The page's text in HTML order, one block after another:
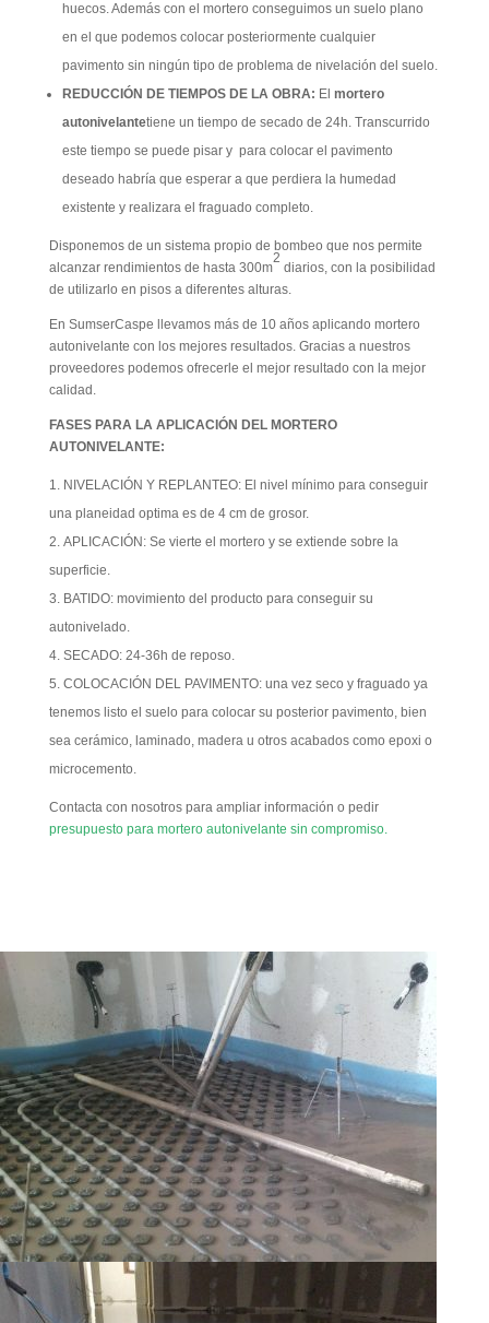
huecos. Además con el mortero conseguimos un suelo plano
en el que podemos colocar posteriormente cualquier
pavimento sin ningún tipo de problema de nivelación del suelo.
REDUCCIÓN DE TIEMPOS DE LA OBRA: El mortero
autonivelantetiene un tiempo de secado de 24h. Transcurrido
este tiempo se puede pisar y para colocar el pavimento
deseado habría que esperar a que perdiera la humedad
existente y realizara el fraguado completo.
Disponemos de un sistema propio de bombeo que nos permite
alcanzar rendimientos de hasta 300m
2
diarios, con la posibilidad
de utilizarlo en pisos a diferentes alturas.
En SumserCaspe llevamos más de 10 años aplicando mortero
autonivelante con los mejores resultados. Gracias a nuestros
proveedores podemos ofrecerle el mejor resultado con la mejor
calidad.
FASES PARA LA APLICACIÓN DEL MORTERO
AUTONIVELANTE:
NIVELACIÓN Y REPLANTEO: El nivel mínimo para conseguir
una planeidad optima es de 4 cm de grosor.
APLICACIÓN: Se vierte el mortero y se extiende sobre la
superficie.
BATIDO: movimiento del producto para conseguir su
autonivelado.
SECADO: 24-36h de reposo.
COLOCACIÓN DEL PAVIMENTO: una vez seco y fraguado ya
tenemos listo el suelo para colocar su posterior pavimento, bien
sea cerámico, laminado, madera u otros acabados como epoxi o
microcemento.
Contacta con nosotros para ampliar información o pedir
presupuesto para mortero autonivelante sin compromiso.